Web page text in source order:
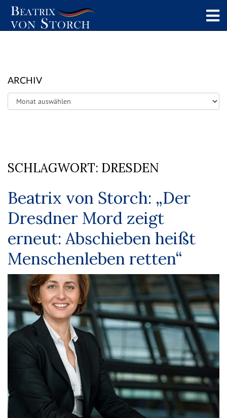
ARCHIV
Archiv
SCHLAGWORT: DRESDEN
Beatrix von Storch: „Der
Dresdner Mord zeigt
erneut: Abschieben heißt
Menschenleben retten“